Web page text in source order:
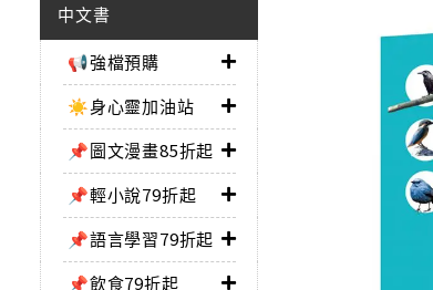
中文書
📢強檔預購
☀️身心靈加油站
📌圖文漫畫85折起
📌輕小說79折起
📌語言學習79折起
📌飲食79折起